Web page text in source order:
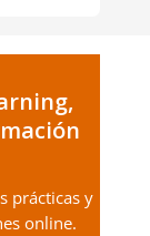
prácticas y
online.